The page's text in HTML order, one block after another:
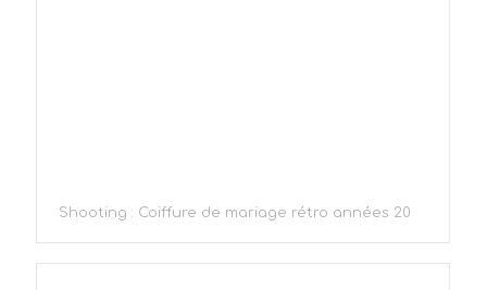
Shooting : Coiffure de mariage rétro années 20